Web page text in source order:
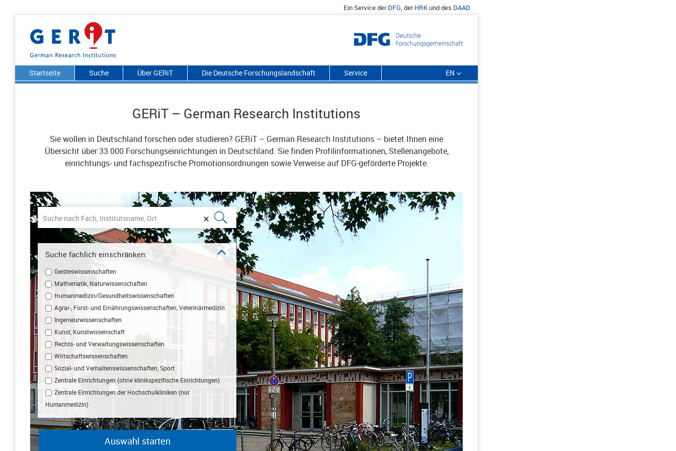
Ein Service derDFG, derHRKund des DAAD
Startseite Suche Über GERiT Die Deutsche Forschungslandschaft Service EN
GERiT – German Research Institutions
Sie wollen in Deutschland forschen oder studieren? GERiT – German Research Institutions – bietet Ihnen eine
Übersicht über 33 000 Forschungseinrichtungen in Deutschland. Sie finden Profilinformationen, Stellenangebote,
einrichtungs- und fachspezifische Promotionsordnungen sowie Verweise auf DFG-geförderte Projekte.
Suche fachlich einschränken:
Geisteswissenschaften
Mathematik, Naturwissenschaften
Humanmedizin/Gesundheitswissenschaften
Agrar-, Forst- und Ernährungswissenschaften, Veterinärmedizin
Ingenieurwissenschaften
Kunst, Kunstwissenschaft
Rechts- und Verwaltungswissenschaften
Wirtschaftswissenschaften
Sozial- und Verhaltenswissenschaften, Sport
Zentrale Einrichtungen (ohne klinikspezifische Einrichtungen)
Zentrale Einrichtungen der Hochschulkliniken (nur
Humanmedizin)
Auswahl starten